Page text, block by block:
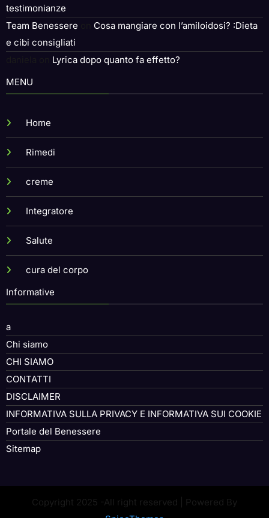
testimonianze
Team Benessere
Cosa mangiare con l’amiloidosi? :Dieta
e cibi consigliati
Lyrica dopo quanto fa effetto?
MENU
Home
Rimedi
creme
Integratore
Salute
cura del corpo
Informative
a
Chi siamo
CHI SIAMO
CONTATTI
DISCLAIMER
INFORMATIVA SULLA PRIVACY E INFORMATIVA SUI COOKIE
Portale del Benessere
Sitemap
Copyright 2025 -All right reserved | Powered By